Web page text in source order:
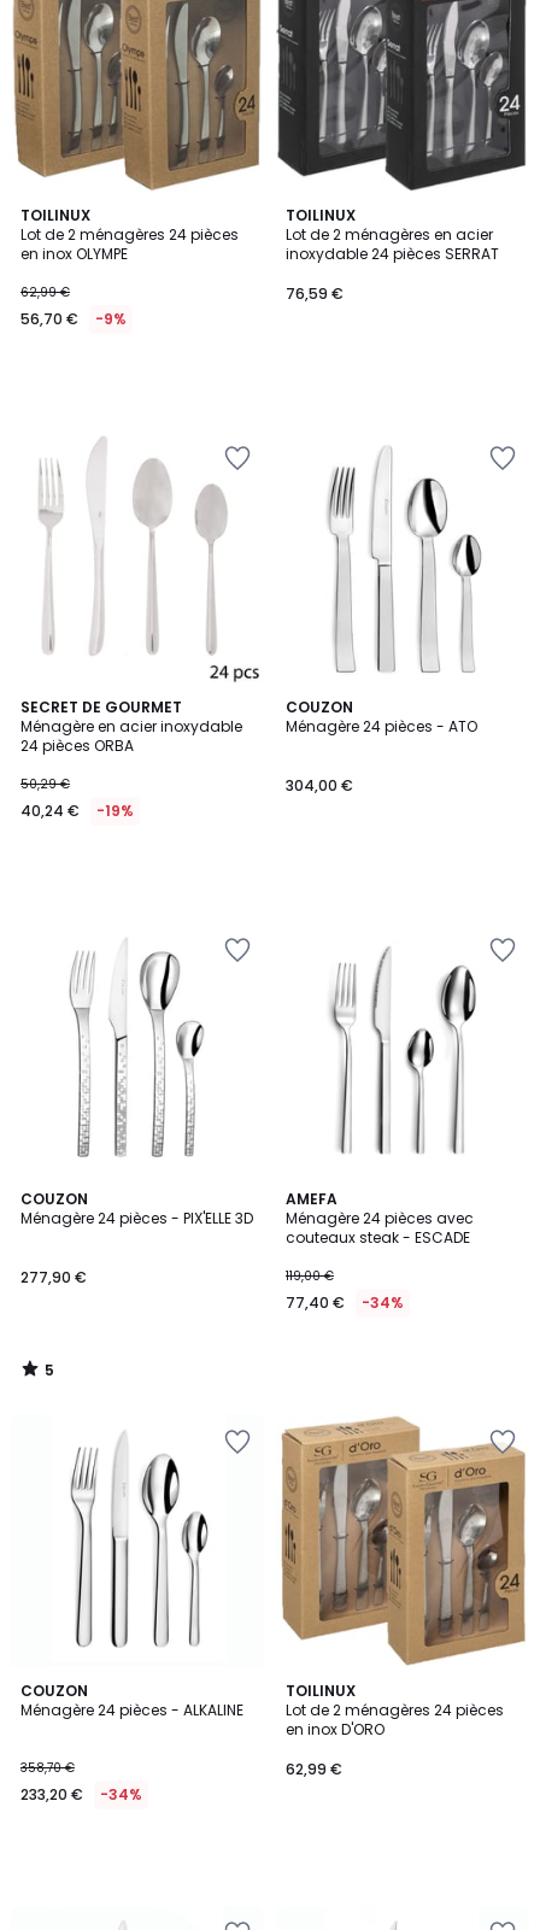
TOILINUX
Lot de 2 ménagères 24 pièces
en inox OLYMPE
62,99 €
56,70 € -9%
TOILINUX
Lot de 2 ménagères en acier
inoxydable 24 pièces SERRAT
76,59 €
SECRET DE GOURMET
Ménagère en acier inoxydable
24 pièces ORBA
50,29 €
40,24 € -19%
COUZON
Ménagère 24 pièces - ATO
304,00 €
COUZON
Ménagère 24 pièces - PIX'ELLE 3D
277,90 €
5
/
5
/
AMEFA
Ménagère 24 pièces avec
couteaux steak - ESCADE
119,00 €
77,40 € -34%
COUZON
Ménagère 24 pièces - ALKALINE
358,70 €
233,20 € -34%
TOILINUX
Lot de 2 ménagères 24 pièces
en inox D'ORO
62,99 €